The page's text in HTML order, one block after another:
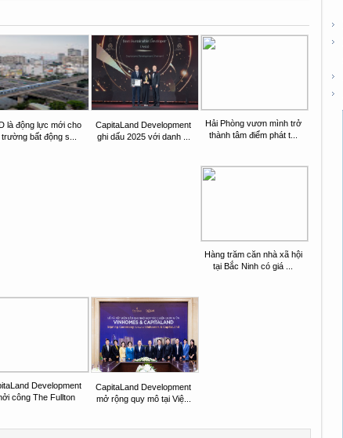
là động lực mới cho
trường bất động s...
CapitaLand Development
ghi dấu 2025 với danh ...
Hải Phòng vươn mình trở
thành tâm điểm phát t...
Hàng trăm căn nhà xã hội
tại Bắc Ninh có giá ...
Development
công The Fullton
CapitaLand Development
mở rộng quy mô tại Việ...